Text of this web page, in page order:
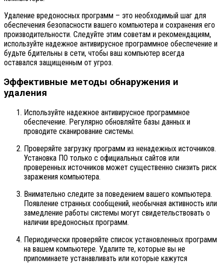
Удаление вредоносных программ – это необходимый шаг для
обеспечения безопасности вашего компьютера и сохранения его
производительности. Следуйте этим советам и рекомендациям,
используйте надежное антивирусное программное обеспечение и
будьте бдительны в сети, чтобы ваш компьютер всегда
оставался защищенным от угроз.
Эффективные методы обнаружения и
удаления
Используйте надежное антивирусное программное
обеспечение. Регулярно обновляйте базы данных и
проводите сканирование системы.
Проверяйте загрузку программ из ненадежных источников.
Установка ПО только с официальных сайтов или
проверенных источников может существенно снизить риск
заражения компьютера.
Внимательно следите за поведением вашего компьютера.
Появление странных сообщений, необычная активность или
замедление работы системы могут свидетельствовать о
наличии вредоносных программ.
Периодически проверяйте список установленных программ
на вашем компьютере. Удалите те, которые вы не
припоминаете устанавливать или которые кажутся